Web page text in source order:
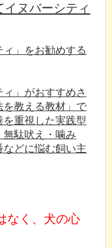
イヌバーシティ
」をお勧めする
」がおすすめさ
教える教材」で
重視した実践型
駄吠え・噛み
どに悩む飼い主
なく、犬の心